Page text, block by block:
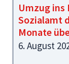
Umzug ins
Sozialamt
Monate
6. August